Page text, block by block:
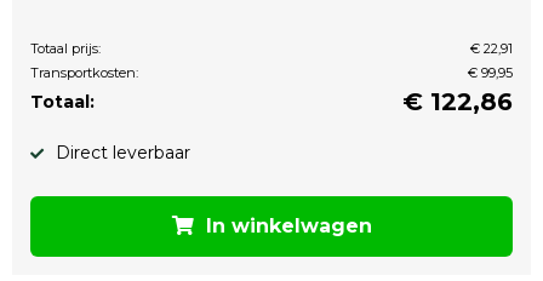
Totaal prijs:
€ 22,91
Transportkosten:
€ 99,95
Totaal: € 122,86
Direct leverbaar
In winkelwagen